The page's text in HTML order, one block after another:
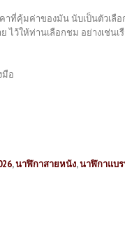
ที่คุ้มค่าของมัน นับเป็นตัวเลือ
ไว้ให้ท่านเลือกชม อย่างเช่นเ
มือ
,นาฬิกาสายหนัง,นาฬิกาแบ